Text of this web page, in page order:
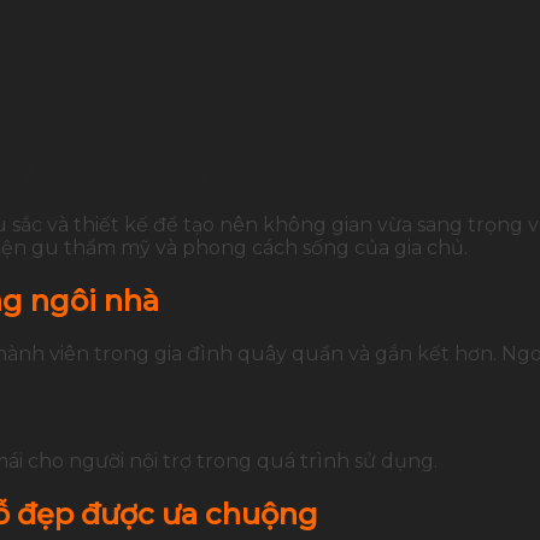
không gian sống hiện đại
sắc và thiết kế để tạo nên không gian vừa sang
gu thẩm mỹ và phong cách sống của gia chủ.
ngôi nhà
viên trong gia đình quây quần và gắn kết hơn.
cho người nội trợ trong quá trình sử dụng.
đẹp được ưa chuộng